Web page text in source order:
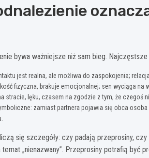
bywa ważniejsze niż sam bieg.
jest realna, ale możliwa do zaspokojenia;
fizyczna, brakuje emocjonalnej; sen wyciąga na
stracie, lęku, czasem na zgodzie z tym, że czegoś
zamiast partnera pojawia się obca
się szczegóły: czy padają przeprosiny,
„nienazwany”. Przeprosiny potrafią być